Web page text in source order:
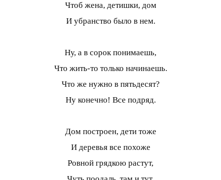
Чтоб жена, детишки, дом
И убранство было в нем.
Ну, а в сорок понимаешь,
Что жить-то только начинаешь.
Что же нужно в пятьдесят?
Ну конечно! Все подряд.
Дом построен, дети тоже
И деревья все похоже
Ровной грядкою растут,